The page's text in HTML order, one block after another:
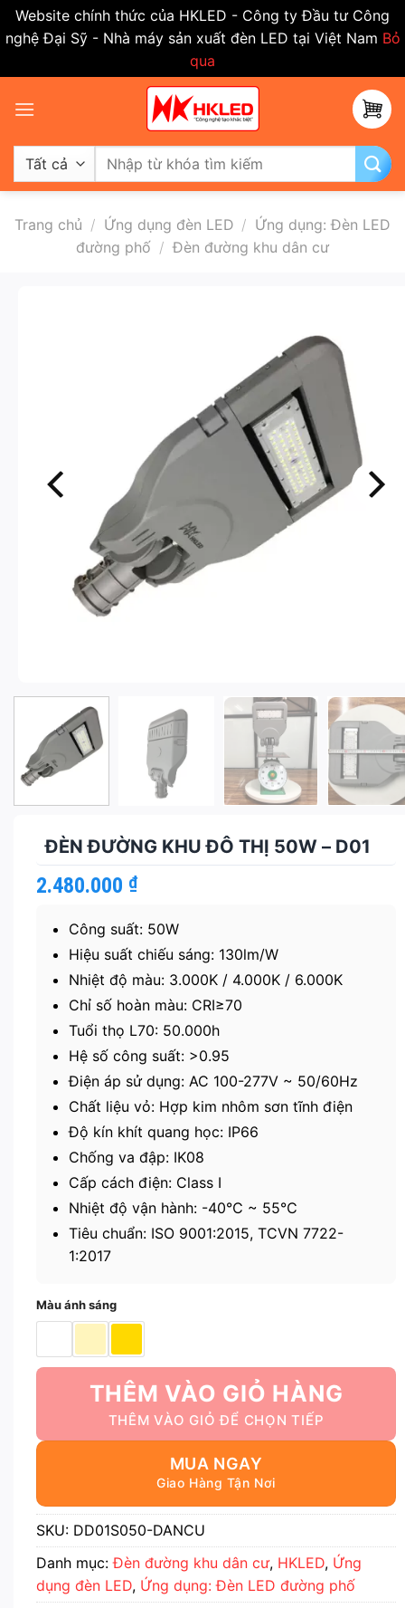
Website chính thức của HKLED - Công ty Đầu tư Công
nghệ Đại Sỹ - Nhà máy sản xuất đèn LED tại Việt Nam Bỏ
qua
qua
dung
Tìm
kiếm:
Trang chủ / Ứng dụng đèn LED / Ứng dụng: Đèn LED
đường phố / Đèn đường khu dân cư
ĐÈN ĐƯỜNG KHU ĐÔ THỊ 50W – D01
2.480.000 ₫
Công suất: 50W
Hiệu suất chiếu sáng: 130lm/W
Nhiệt độ màu: 3.000K / 4.000K / 6.000K
Chỉ số hoàn màu: CRI≥70
Tuổi thọ L70: 50.000h
Hệ số công suất: >0.95
Điện áp sử dụng: AC 100-277V ~ 50/60Hz
Chất liệu vỏ: Hợp kim nhôm sơn tĩnh điện
Độ kín khít quang học: IP66
Chống va đập: IK08
Cấp cách điện: Class I
Nhiệt độ vận hành: -40℃ ~ 55℃
Tiêu chuẩn: ISO 9001:2015, TCVN 7722-
1:2017
Màu ánh sáng
THÊM VÀO GIỎ HÀNG
MUA NGAY
SKU: DD01S050-DANCU
Danh mục:Đèn đường khu dân cư, HKLED, Ứng
dụng đèn LED, Ứng dụng: Đèn LED đường phố